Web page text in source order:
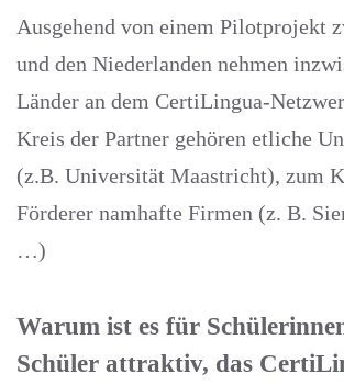
Ausgehend von einem Pilotprojekt
und den Niederlanden nehmen
Länder an dem CertiLingua-
Kreis der Partner gehören etliche
(z.B. Universität Maastricht), zum
Förderer namhafte Firmen (z. B.
…)
Warum ist es für
Schüler attraktiv, das